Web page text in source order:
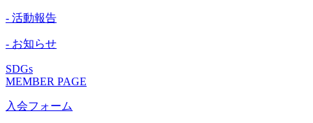
- 活動報告
- お知らせ
SDGs
MEMBER PAGE
入会フォーム